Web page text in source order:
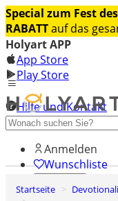
Special zum Fest
RABATTauf das
Holyart APP
App Store
Play Store
Hilfe und Kontakt
Entdecken Sie
Anmelden
Wunschliste
0
Startseite